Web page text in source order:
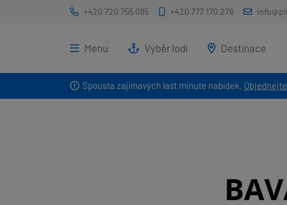
Spousta zajímavých last minute nabídek.
+420 720 755 085 +420 777 170 276
Menu Výběr lodí Destinace